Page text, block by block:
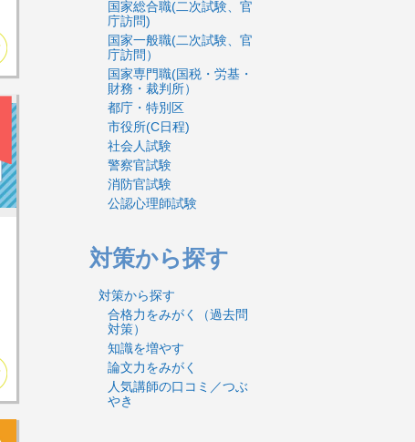
国家総合職(二次試験、官
庁訪問)
国家一般職(二次試験、官
庁訪問）
国家専門職(国税・労基・
財務・裁判所）
都庁・特別区
市役所(C日程)
社会人試験
警察官試験
消防官試験
公認心理師試験
対策から探す
対策から探す
合格力をみがく（過去問
対策）
知識を増やす
論文力をみがく
人気講師の口コミ／つぶ
やき